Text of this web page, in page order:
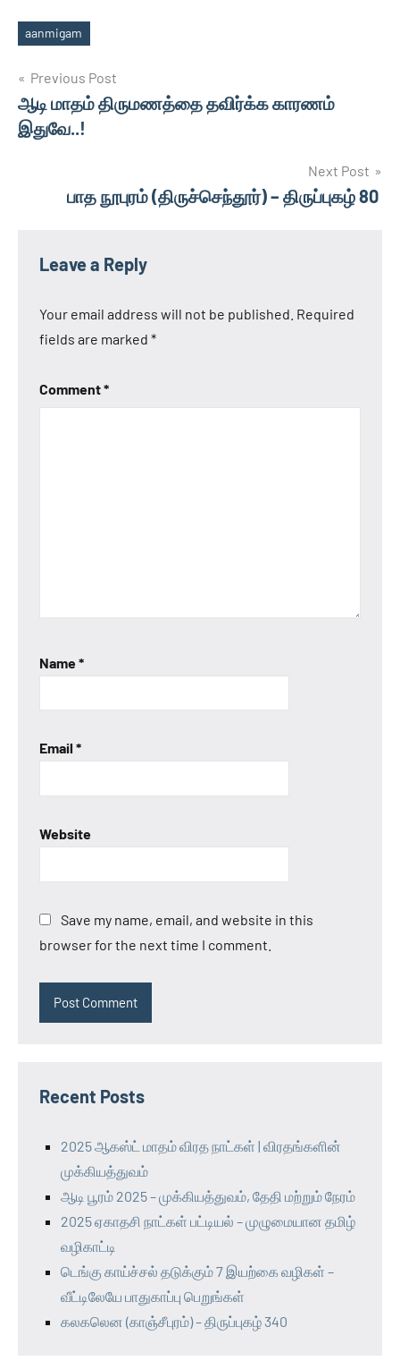
Tags
aanmigam
Post
navigation
Previous Post
ஆடி மாதம் திருமணத்தை தவிர்க்க காரணம்
இதுவே..!
Next Post
பாத நூபுரம் (திருச்செந்தூர்) – திருப்புகழ் 80
Leave a Reply
Your email address will not be published. Required
fields are marked *
Comment*
Name*
Email *
Website
Save my name, email, and website in this
browser for the next time I comment.
Recent Posts
2025 ஆகஸ்ட் மாதம் விரத நாட்கள் | விரதங்களின்
முக்கியத்துவம்
ஆடி பூரம் 2025 – முக்கியத்துவம், தேதி மற்றும் நேரம்
2025 ஏகாதசி நாட்கள் பட்டியல் – முழுமையான தமிழ்
வழிகாட்டி
டெங்கு காய்ச்சல் தடுக்கும் 7 இயற்கை வழிகள் –
வீட்டிலேயே பாதுகாப்பு பெறுங்கள்
கலகலென (காஞ்சீபுரம்) – திருப்புகழ் 340